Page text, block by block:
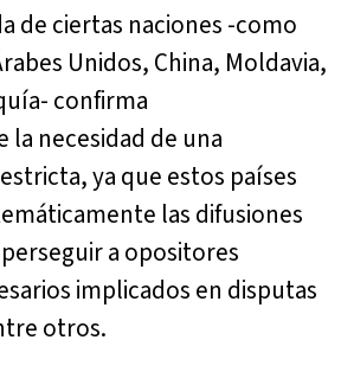
de ciertas naciones -como
Unidos, China, Moldavia,
confirma
necesidad de una
ya que estos países
las difusiones
a opositores
implicados en disputas
otros.